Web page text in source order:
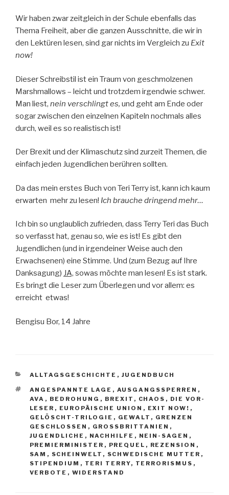
Wir haben zwar zeitgleich in der Schule ebenfalls das
Thema Freiheit, aber die ganzen Ausschnitte, die wir in
den Lektüren lesen, sind gar nichts im Vergleich zu Exit
now!
Dieser Schreibstil ist ein Traum von geschmolzenen
Marshmallows – leicht und trotzdem irgendwie schwer.
Man liest, nein verschlingt es, und geht am Ende oder
sogar zwischen den einzelnen Kapiteln nochmals alles
durch, weil es so realistisch ist!
Der Brexit und der Klimaschutz sind zurzeit Themen, die
einfach jeden Jugendlichen berühren sollten.
Da das mein erstes Buch von Teri Terry ist, kann ich kaum
erwarten mehr zu lesen! Ich brauche dringend mehr…
Ich bin so unglaublich zufrieden, dass Terry Teri das Buch
so verfasst hat, genau so, wie es ist! Es gibt den
Jugendlichen (und in irgendeiner Weise auch den
Erwachsenen) eine Stimme. Und (zum Bezug auf Ihre
Danksagung) JA, sowas möchte man lesen! Es ist stark.
Es bringt die Leser zum Überlegen und vor allem: es
erreicht etwas!
Bengisu Bor, 14 Jahre
KATEGORIEN
ALLTAGSGESCHICHTE , JUGENDBUCH
SCHLAGWÖRTER
ANGESPANNTE LAGE , AUSGANGSSPERREN ,
AVA , BEDROHUNG , BREXIT , CHAOS , DIE VOR-
LESER , EUROPÄISCHE UNION , EXIT NOW! ,
GELÖSCHT-TRILOGIE , GEWALT , GRENZEN
GESCHLOSSEN , GROSSBRITTANIEN
,
JUGENDLICHE , NACHHILFE , NEIN-SAGEN ,
PREMIERMINISTER , PREQUEL , REZENSION ,
SAM , SCHEINWELT , SCHWEDISCHE MUTTER ,
STIPENDIUM , TERI TERRY, TERRORISMUS ,
VERBOTE , WIDERSTAND